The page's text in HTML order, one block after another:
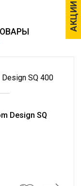
АКЦИИ
АКЦИИ
Design SQ